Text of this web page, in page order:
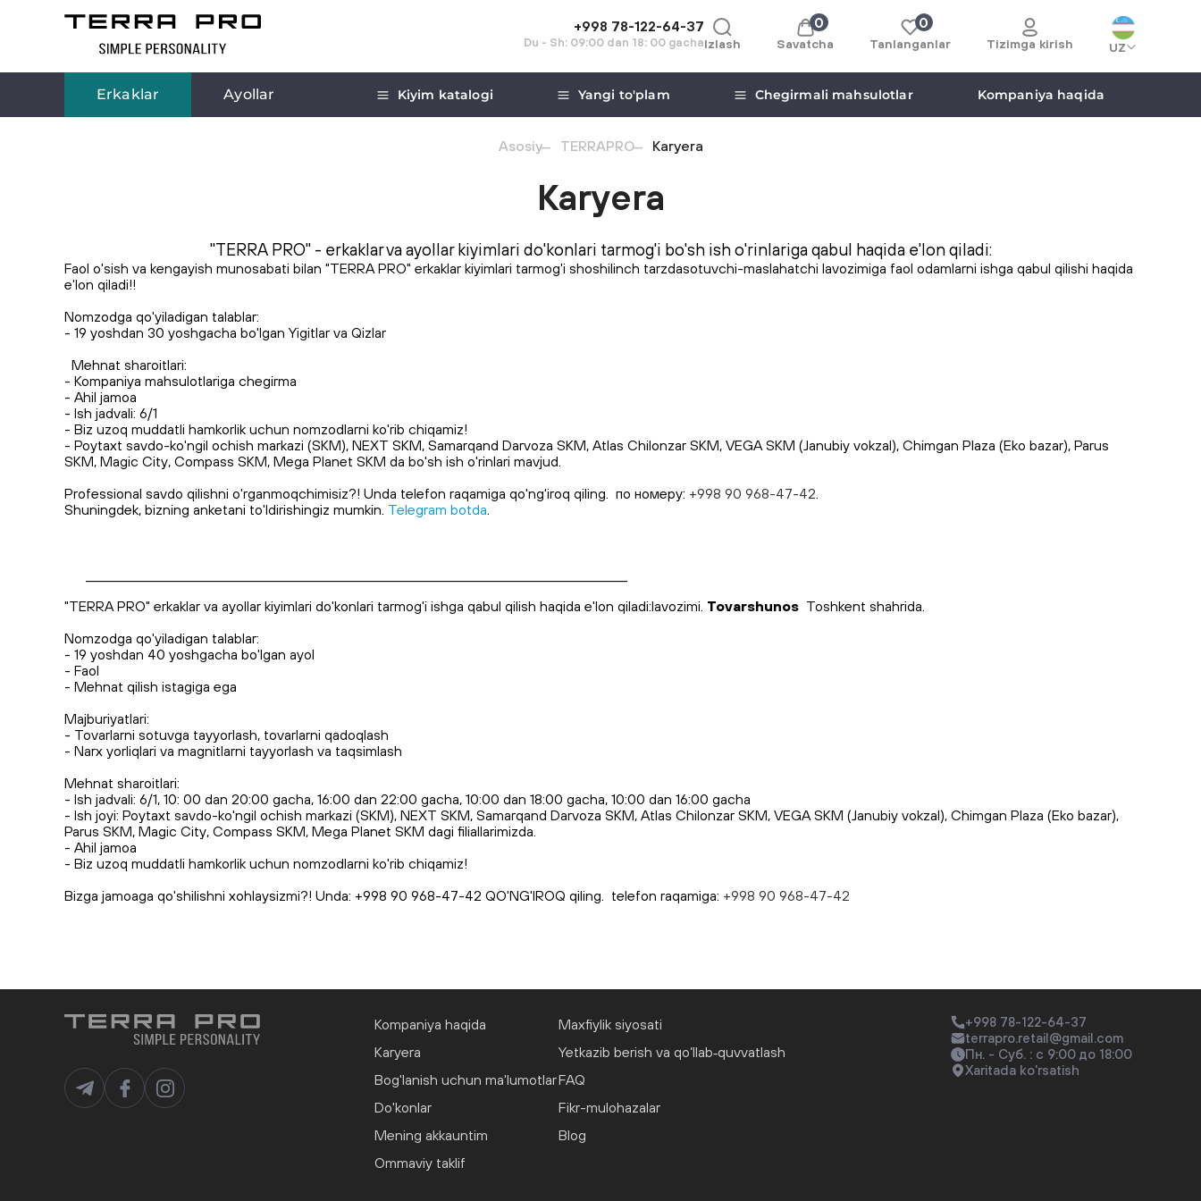
+998 78-122-64-37
Du - Sh: 09:00 dan 18: 00 gachaIzlash Savatcha
0 0
Tanlanganlar Tizimga kirish UZ
Erkaklar Ayollar Kiyim katalogi Yangi to'plam Chegirmali mahsulotlar Kompaniya haqida
Asosiy TERRAPRO Karyera
Karyera
"TERRA PRO" - erkaklar va ayollar kiyimlari do'konlari tarmog'i bo'sh ish o'rinlariga qabul haqida e'lon qiladi:
Faol o'sish va kengayish munosabati bilan "TERRA PRO" erkaklar kiyimlari tarmog'i shoshilinch tarzdasotuvchi-maslahatchi lavozimiga faol odamlarni ishga qabul qilishi haqida
e'lon qiladi!!
Nomzodga qo'yiladigan talablar:
- 19 yoshdan 30 yoshgacha bo'lgan Yigitlar va Qizlar
Mehnat sharoitlari:
- Kompaniya mahsulotlariga chegirma
- Ahil jamoa
- Ish jadvali: 6/1
- Biz uzoq muddatli hamkorlik uchun nomzodlarni ko'rib chiqamiz!
- Poytaxt savdo-ko'ngil ochish markazi (SKM), NEXT SKM, Samarqand Darvoza SKM, Atlas Chilonzar SKM, VEGA SKM (Janubiy vokzal), Chimgan Plaza (Eko bazar), Parus
SKM, Magic City, Compass SKM, Mega Planet SKM da bo'sh ish o'rinlari mavjud.
Professional savdo qilishni o'rganmoqchimisiz?! Unda telefon raqamiga qo'ng'iroq qiling. по номеру: +998 90 968-47-42.
Shuningdek, bizning anketani to'ldirishingiz mumkin. Telegram botda.
"TERRA PRO" erkaklar va ayollar kiyimlari do'konlari tarmog'i ishga qabul qilish haqida e'lon qiladi:lavozimi. Tovarshunos Toshkent shahrida.
Nomzodga qo'yiladigan talablar:
- 19 yoshdan 40 yoshgacha bo'lgan ayol
- Faol
- Mehnat qilish istagiga ega
Majburiyatlari:
- Tovarlarni sotuvga tayyorlash, tovarlarni qadoqlash
- Narx yorliqlari va magnitlarni tayyorlash va taqsimlash
Mehnat sharoitlari:
- Ish jadvali: 6/1, 10: 00 dan 20:00 gacha, 16:00 dan 22:00 gacha, 10:00 dan 18:00 gacha, 10:00 dan 16:00 gacha
- Ish joyi: Poytaxt savdo-ko'ngil ochish markazi (SKM), NEXT SKM, Samarqand Darvoza SKM, Atlas Chilonzar SKM, VEGA SKM (Janubiy vokzal), Chimgan Plaza (Eko bazar),
Parus SKM, Magic City, Compass SKM, Mega Planet SKM dagi filiallarimizda.
- Ahil jamoa
- Biz uzoq muddatli hamkorlik uchun nomzodlarni ko'rib chiqamiz!
Bizga jamoaga qo'shilishni xohlaysizmi?! Unda: +998 90 968-47-42 QO'NG'IROQ qiling. telefon raqamiga: +998 90 968-47-42
Kompaniya haqida
Karyera
Bog'lanish uchun ma'lumotlar
Do'konlar
Mening akkauntim
Ommaviy taklif
Maxfiylik siyosati
Yetkazib berish va qo‘llab‑quvvatlash
FAQ
Fikr-mulohazalar
Blog
+998 78-122-64-37
terrapro.retail@gmail.com
Пн. - Суб. : с 9:00 до 18:00
Xaritada ko'rsatish